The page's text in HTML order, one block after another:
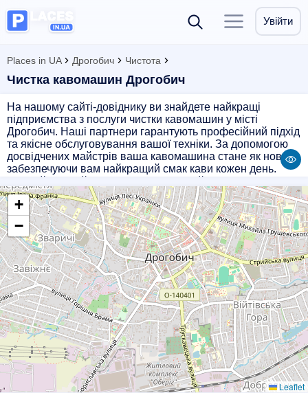
Увійти
Places in UA Дрогобич Чистота
Чистка кавомашин Дрогобич
На нашому сайті-довіднику ви знайдете найкращі
підприємства з послуги чистки кавомашин у місті
Дрогобич. Наші партнери гарантують професійний підхід
та якісне обслуговування вашої техніки. За допомогою
досвідчених майстрів ваша кавомашина стане як нова,
забезпечуючи вам найкращий смак кави кожен день.
+
−
Leaflet